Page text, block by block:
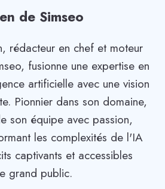
de Simseo
rédacteur en chef et moteur
fusionne une expertise en
artificielle avec une vision
Pionnier dans son domaine,
son équipe avec passion,
les complexités de l'IA
captivants et accessibles
grand public.